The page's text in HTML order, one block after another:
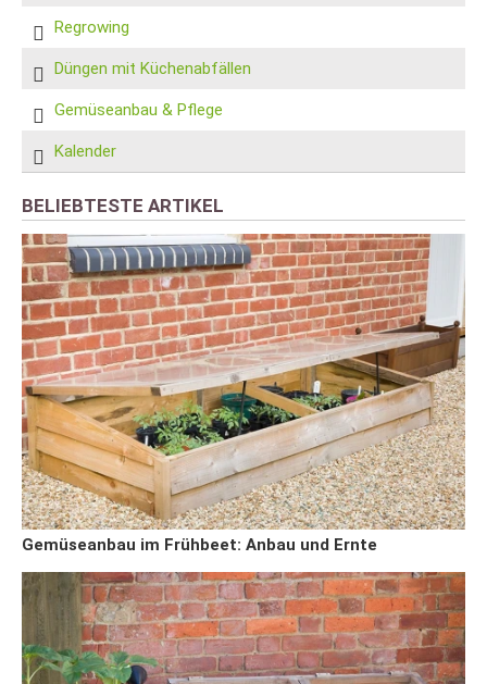
Regrowing
Düngen mit Küchenabfällen
Gemüseanbau & Pflege
Kalender
BELIEBTESTE ARTIKEL
Gemüseanbau im Frühbeet: Anbau und Ernte